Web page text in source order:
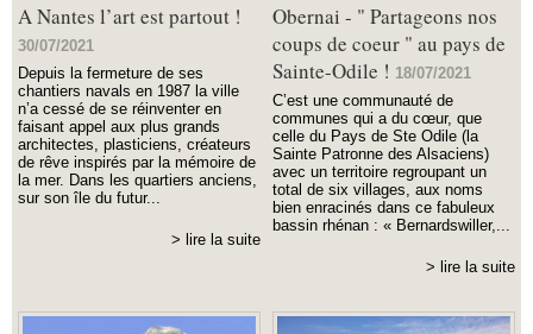
A Nantes l’art est partout !
30/07/2021
Depuis la fermeture de ses
chantiers navals en 1987 la ville
n’a cessé de se réinventer en
faisant appel aux plus grands
architectes, plasticiens, créateurs
de rêve inspirés par la mémoire de
la mer. Dans les quartiers anciens,
sur son île du futur...
> lire la suite
Obernai - " Partageons nos
coups de coeur " au pays de
Sainte-Odile ! 18/07/2021
C’est une communauté de
communes qui a du cœur, que
celle du Pays de Ste Odile (la
Sainte Patronne des Alsaciens)
avec un territoire regroupant un
total de six villages, aux noms
bien enracinés dans ce fabuleux
bassin rhénan : « Bernardswiller,...
> lire la suite